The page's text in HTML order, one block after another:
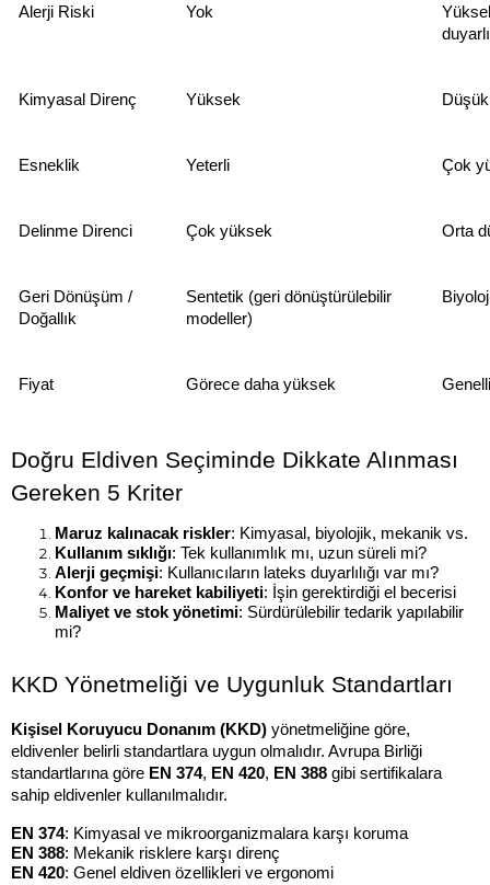
Alerji Riski Yok
Kimyasal Direnç Yüksek Düşük
Esneklik Yeterli Çok
Delinme Direnci Çok yüksek Orta
Geri Dönüşüm /
Doğallık
Sentetik (geri dönüştürülebilir
modeller)
Fiyat Görece daha yüksek
Doğru Eldiven Seçiminde Dikkate Alınması
Gereken 5 Kriter
Maruz kalınacak riskler: Kimyasal, biyolojik, mekanik vs.
Kullanım sıklığı: Tek kullanımlık mı, uzun süreli mi?
Alerji geçmişi: Kullanıcıların lateks duyarlılığı var mı?
Konfor ve hareket kabiliyeti: İşin gerektirdiği el becerisi
Maliyet ve stok yönetimi: Sürdürülebilir tedarik yapılabilir
mi?
KKD Yönetmeliği ve Uygunluk Standartları
Kişisel Koruyucu Donanım (KKD) yönetmeliğine göre,
eldivenler belirli standartlara uygun olmalıdır. Avrupa Birliği
standartlarına göre EN 374, EN 420, EN 388 gibi sertifikalara
sahip eldivenler kullanılmalıdır.
EN 374: Kimyasal ve mikroorganizmalara karşı koruma
EN 388: Mekanik risklere karşı direnç
EN 420: Genel eldiven özellikleri ve ergonomi